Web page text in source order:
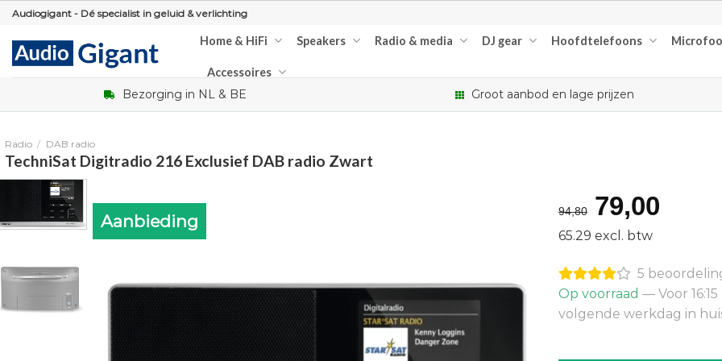
Skip
content
Audiogigant - Dé specialist in geluid & verlichting
Home & HiFi Speakers Radio & media DJ gear Hoofdtelefoons
Accessoires
Bezorging in NL & BE Groot aanbod en lage prijzen
Radio / DAB radio
TechniSat Digitradio 216 Exclusief DAB radio Zwart
Aanbieding 94,80
prijs
was:
€94,80.
79,00
65.29 excl. btw
5
Op voorraad — Voor
volgende werkdag in